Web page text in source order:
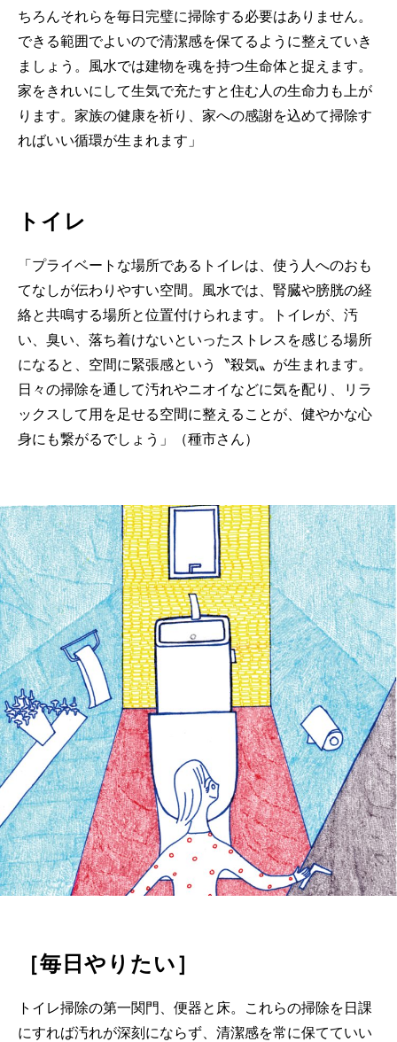
ちろんそれらを毎日完璧に掃除する必要はありません。
できる範囲でよいので清潔感を保てるように整えていき
ましょう。風水では建物を魂を持つ生命体と捉えます。
家をきれいにして生気で充たすと住む人の生命力も上が
ります。家族の健康を祈り、家への感謝を込めて掃除す
ればいい循環が生まれます」
トイレ
「プライベートな場所であるトイレは、使う人へのおも
てなしが伝わりやすい空間。風水では、腎臓や膀胱の経
絡と共鳴する場所と位置付けられます。トイレが、汚
い、臭い、落ち着けないといったストレスを感じる場所
になると、空間に緊張感という〝殺気〟が生まれます。
日々の掃除を通して汚れやニオイなどに気を配り、リラ
ックスして用を足せる空間に整えることが、健やかな心
身にも繋がるでしょう」（種市さん）
［毎日やりたい］
トイレ掃除の第一関門、便器と床。これらの掃除を日課
にすれば汚れが深刻にならず、清潔感を常に保てていい